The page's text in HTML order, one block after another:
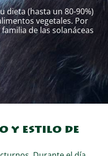
dieta (hasta un 80-90%)
vegetales. Por
de las solanáceas
y estilo de